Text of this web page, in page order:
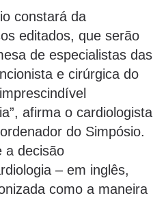
constará da
editados, que serão
de especialistas das
e cirúrgica do
afirma o cardiologista
do Simpósio.
a decisão
– em inglês,
como a maneira